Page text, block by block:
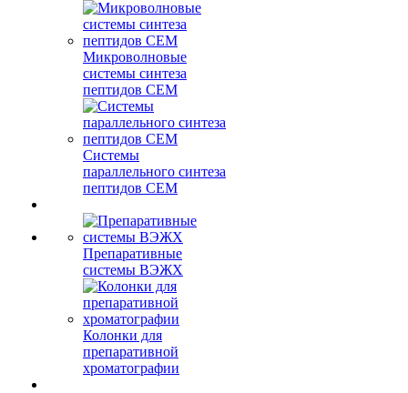
Микроволновые
системы синтеза
пептидов CEM
Системы
параллельного синтеза
пептидов CEM
Препаративные
системы ВЭЖХ
Колонки для
препаративной
хроматографии